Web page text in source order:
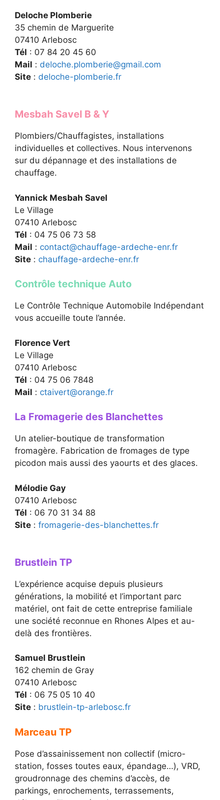
Deloche Plomberie
35 chemin de Marguerite
07410 Arlebosc
Tél : 07 84 20 45 60
Mail : deloche.plomberie@gmail.com
Site : deloche-plomberie.fr
Mesbah Savel B & Y
Plombiers/Chauffagistes, installations
individuelles et collectives. Nous intervenons
sur du dépannage et des installations de
chauffage.
Yannick Mesbah Savel
Le Village
07410 Arlebosc
Tél : 04 75 06 73 58
Mail : contact@chauffage-ardeche-enr.fr
Site : chauffage-ardeche-enr.fr
Contrôle technique Auto
Le Contrôle Technique Automobile Indépendant
vous accueille toute l’année.
Florence Vert
Le Village
07410 Arlebosc
Tél : 04 75 06 7848
Mail : ctaivert@orange.fr
La Fromagerie des Blanchettes
Un atelier-boutique de transformation
fromagère. Fabrication de fromages de type
picodon mais aussi des yaourts et des glaces.
Mélodie Gay
07410 Arlebosc
Tél : 06 70 31 34 88
Site : fromagerie-des-blanchettes.fr
Brustlein TP
L’expérience acquise depuis plusieurs
générations, la mobilité et l’important parc
matériel, ont fait de cette entreprise familiale
une société reconnue en Rhones Alpes et au-
delà des frontières.
Samuel Brustlein
162 chemin de Gray
07410 Arlebosc
Tél : 06 75 05 10 40
Site : brustlein-tp-arlebosc.fr
Marceau TP
Pose d’assainissement non collectif (micro-
station, fosses toutes eaux, épandage…), VRD,
groudronnage des chemins d’accès, de
parkings, enrochements, terrassements,